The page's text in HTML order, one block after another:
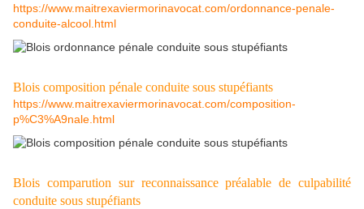
https://www.maitrexaviermorinavocat.com/ordonnance-penale-
conduite-alcool.html
Blois composition pénale conduite sous stupéfiants
https://www.maitrexaviermorinavocat.com/composition-
p%C3%A9nale.html
Blois comparution sur reconnaissance préalable de culpabilité
conduite sous stupéfiants